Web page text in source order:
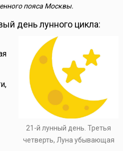
пояса Москвы.
день лунного цикла:
21-й лунный день. Третья
четверть, Луна убывающая